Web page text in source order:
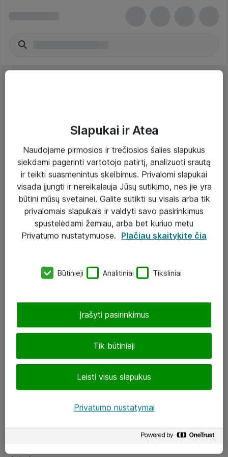
Paslaugos
Sprendimai
Įgyvendinti projektai
Atea ekspertų patarimai verslui
eShop@atea.lt
LinkedIn
Slapukai ir Atea
Naudojame pirmosios ir trečiosios šalies slapukus
siekdami pagerinti vartotojo patirtį, analizuoti srautą
ir teikti suasmenintus skelbimus. Privalomi slapukai
visada įjungti ir nereikalauja Jūsų sutikimo, nes jie yra
būtini mūsų svetainei. Galite sutikti su visais arba tik
privalomais slapukais ir valdyti savo pasirinkimus
spustelėdami žemiau, arba bet kuriuo metu
Privatumo nustatymuose. Plačiau skaitykite čia
Būtinieji Analitiniai Tiksliniai
Tik būtinieji
Leisti visus slapukus
Įrašyti pasirinkimus
Privatumo nustatymai